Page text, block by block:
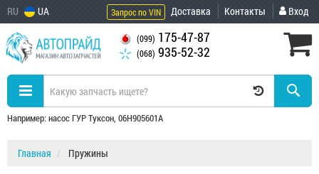
RU UA Запрос по VIN Доставка Контакты Вход
(099) 175-47-87
(068) 935-52-32
Например: насос ГУР Туксон, 06H905601A
Главная Пружины